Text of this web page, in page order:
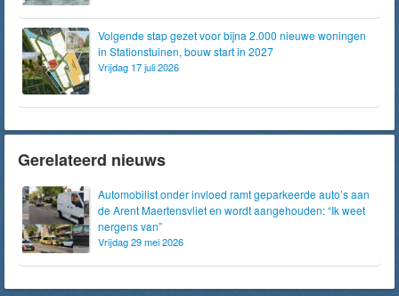
Volgende stap gezet voor bijna 2.000 nieuwe woningen
in Stationstuinen, bouw start in 2027
Vrijdag 17 juli 2026
Gerelateerd nieuws
Automobilist onder invloed ramt geparkeerde auto’s aan
de Arent Maertensvliet en wordt aangehouden: “Ik weet
nergens van”
Vrijdag 29 mei 2026